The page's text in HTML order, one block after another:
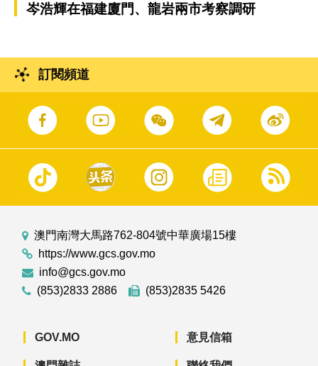
岑浩輝在福建廈門、龍岩兩市考察調研
訂閱頻道
澳門南灣大馬路762-804號中華廣場15樓
https://www.gcs.gov.mo
info@gcs.gov.mo
(853)2833 2886
(853)2835 5426
GOV.MO 意見信箱